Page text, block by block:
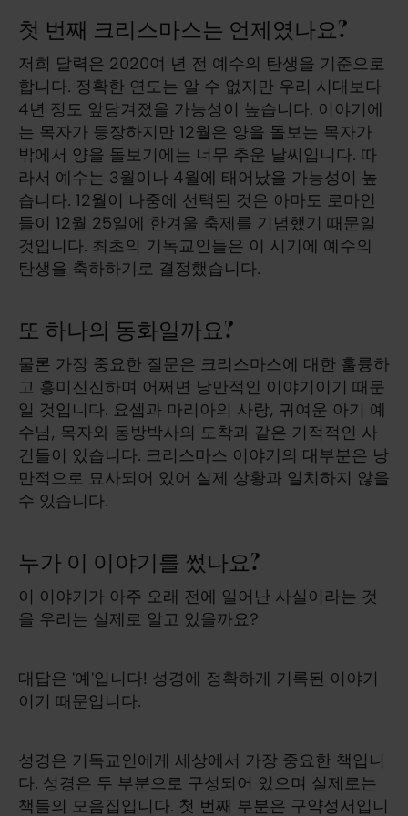
첫 번째 크리스마스는 언제였나요?
저희 달력은 2020여 년 전 예수의 탄생을 기준으로
합니다. 정확한 연도는 알 수 없지만 우리 시대보다
4년 정도 앞당겨졌을 가능성이 높습니다. 이야기에
는 목자가 등장하지만 12월은 양을 돌보는 목자가
밖에서 양을 돌보기에는 너무 추운 날씨입니다. 따
라서 예수는 3월이나 4월에 태어났을 가능성이 높
습니다. 12월이 나중에 선택된 것은 아마도 로마인
들이 12월 25일에 한겨울 축제를 기념했기 때문일
것입니다. 최초의 기독교인들은 이 시기에 예수의
탄생을 축하하기로 결정했습니다.
또 하나의 동화일까요?
물론 가장 중요한 질문은 크리스마스에 대한 훌륭하
고 흥미진진하며 어쩌면 낭만적인 이야기이기 때문
일 것입니다. 요셉과 마리아의 사랑, 귀여운 아기 예
수님, 목자와 동방박사의 도착과 같은 기적적인 사
건들이 있습니다. 크리스마스 이야기의 대부분은 낭
만적으로 묘사되어 있어 실제 상황과 일치하지 않을
수 있습니다.
누가 이 이야기를 썼나요?
이 이야기가 아주 오래 전에 일어난 사실이라는 것
을 우리는 실제로 알고 있을까요?
대답은 '예'입니다! 성경에 정확하게 기록된 이야기
이기 때문입니다.
성경은 기독교인에게 세상에서 가장 중요한 책입니
다. 성경은 두 부분으로 구성되어 있으며 실제로는
책들의 모음집입니다. 첫 번째 부분은 구약성서입니